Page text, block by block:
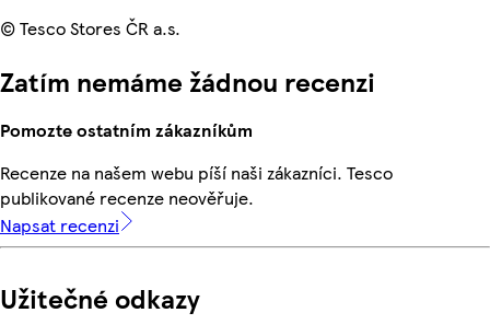
© Tesco Stores ČR a.s.
Zatím nemáme žádnou recenzi
Pomozte ostatním zákazníkům
Recenze na našem webu píší naši zákazníci. Tesco
publikované recenze neověřuje.
Napsat recenzi
Užitečné odkazy